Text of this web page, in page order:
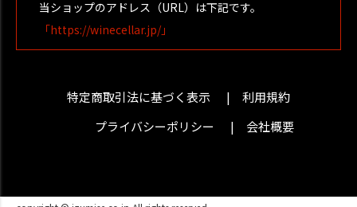
当ショップのアドレス（URL）は下記です。
「https://winecellar.jp/」
特定商取引法に基づく表示
利用規約
プライバシーポリシー
会社概要